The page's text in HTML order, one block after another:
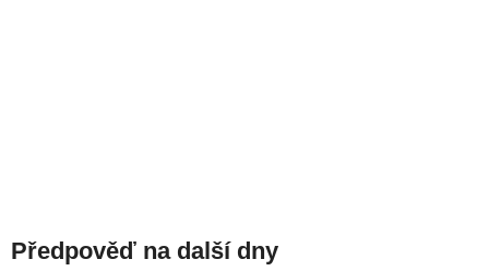
Předpověď na další dny